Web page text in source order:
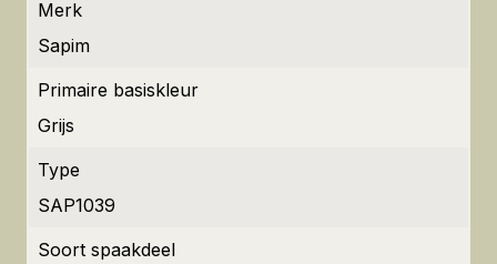
Merk
Sapim
Primaire basiskleur
Grijs
Type
SAP1039
Soort spaakdeel